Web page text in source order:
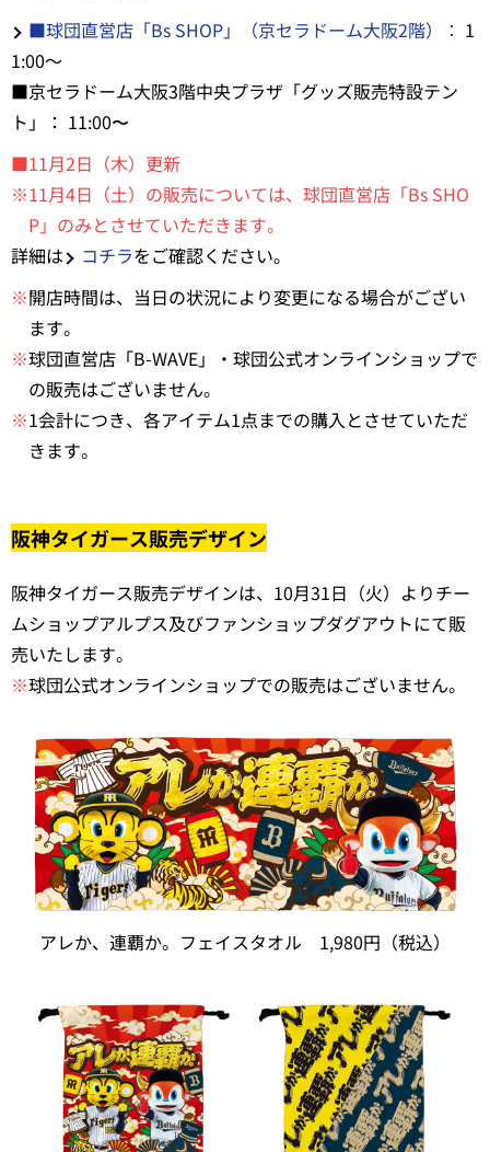
■球団直営店「Bs SHOP」（京セラドーム大阪2階）： 1
1:00～
■京セラドーム大阪3階中央プラザ「グッズ販売特設テン
ト」： 11:00〜
■11月2日（木）更新
※11月4日（土）の販売については、球団直営店「Bs SHO
P」のみとさせていただきます。
詳細は
コチラをご確認ください。
※開店時間は、当日の状況により変更になる場合がござい
ます。
※球団直営店「B-WAVE」・球団公式オンラインショップで
の販売はございません。
※1会計につき、各アイテム1点までの購入とさせていただ
きます。
阪神タイガース販売デザイン
阪神タイガース販売デザインは、10月31日（火）よりチー
ムショップアルプス及びファンショップダグアウトにて販
売いたします。
※球団公式オンラインショップでの販売はございません。
アレか、連覇か。フェイスタオル 1,980円（税込）